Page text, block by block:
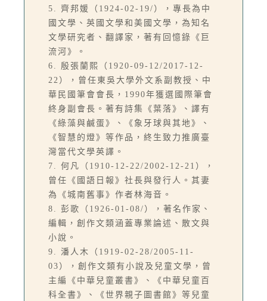
5. 齊邦媛（1924-02-19/），專長為中
國文學、英國文學和美國文學，為知名
文學研究者、翻譯家，著有回憶錄《巨
流河》。
6. 殷張蘭熙（1920-09-12/2017-12-
22），曾任東吳大學外文系副教授、中
華民國筆會會長，1990年獲選國際筆會
終身副會長。著有詩集《葉落》、譯有
《綠藻與鹹蛋》、《象牙球與其地》、
《智慧的燈》等作品，終生致力推廣臺
灣當代文學英譯。
7. 何凡（1910-12-22/2002-12-21），
曾任《國語日報》社長與發行人。其妻
為《城南舊事》作者林海音。
8. 彭歌（1926-01-08/），著名作家、
編輯，創作文類涵蓋專業論述、散文與
小說。
9. 潘人木（1919-02-28/2005-11-
03），創作文類有小說及兒童文學，曾
主編《中華兒童叢書》、《中華兒童百
科全書》、《世界親子圖書館》等兒童